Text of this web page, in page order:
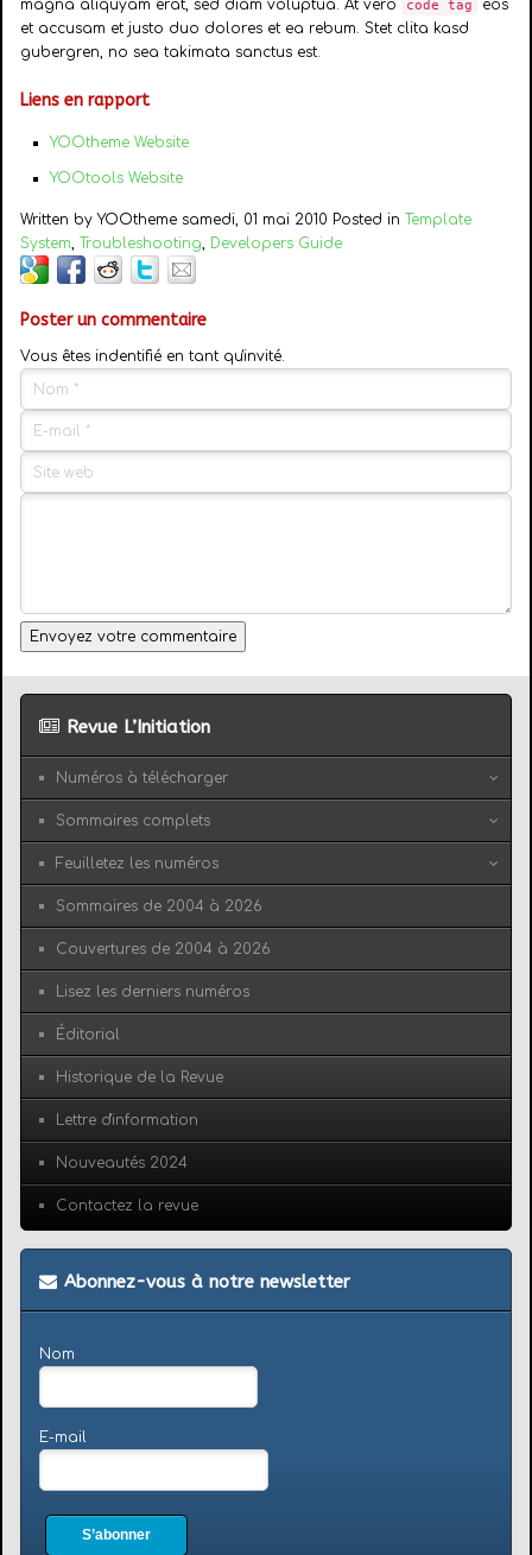
magna aliquyam erat, sed diam voluptua. At vero code tag
eos
et accusam et justo duo dolores et ea rebum. Stet clita kasd
gubergren, no sea takimata sanctus est.
Liens en rapport
YOOtheme Website
YOOtools Website
Written by YOOtheme samedi, 01 mai 2010 Posted in
Template
System, Troubleshooting, Developers Guide
Poster un commentaire
Vous êtes indentifié en tant qu'invité.
Envoyez votre commentaire
Revue L’Initiation
Numéros à télécharger
Sommaires complets
Feuilletez les numéros
Sommaires de 2004 à 2026
Couvertures de 2004 à 2026
Lisez les derniers numéros
Éditorial
Historique de la Revue
Lettre d'information
Nouveautés 2024
Contactez la revue
Abonnez-vous à notre newsletter
Nom
E-mail
S’abonner